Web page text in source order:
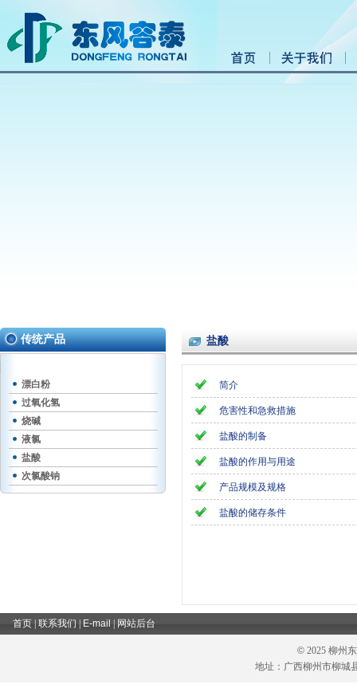
传统产品
漂白粉
过氧化氢
烧碱
液氯
盐酸
次氯酸钠
盐酸
简介
危害性和急救措施
盐酸的制备
盐酸的作用与用途
产品规模及规格
盐酸的储存条件
首页| 联系我们 E-mail 网站后台
©2025 柳州
地址：广西柳州市柳城